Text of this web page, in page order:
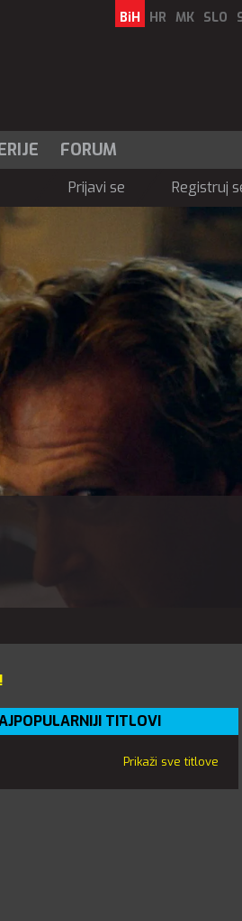
BiH HR MK SLO
FORUM
Prijavi se Registruj
!
TITLOVI
Prikaži sve titlove